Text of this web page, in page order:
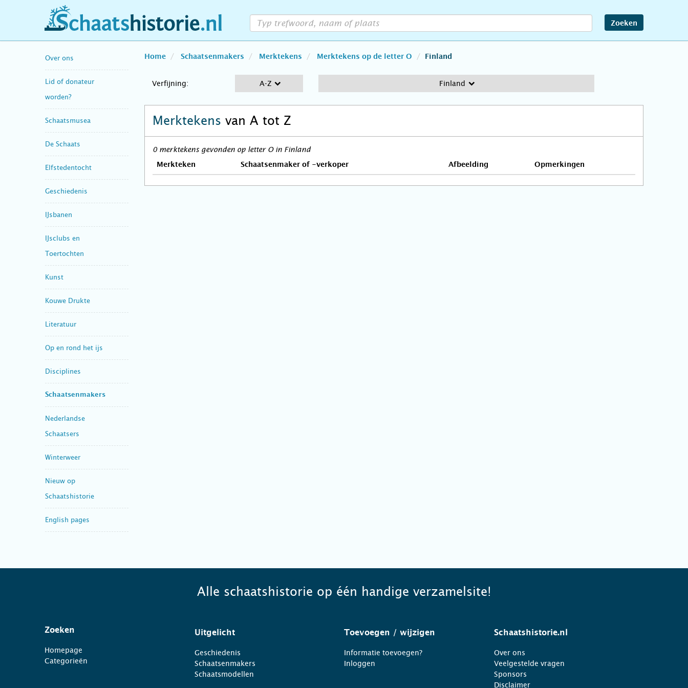
schaatshistorie.nl Zoeken
Over ons
Lid of donateur
worden?
Schaatsmusea
De Schaats
Elfstedentocht
Geschiedenis
IJsbanen
IJsclubs en
Toertochten
Kunst
Kouwe Drukte
Literatuur
Op en rond het ijs
Disciplines
Schaatsenmakers
Nederlandse
Schaatsers
Winterweer
Nieuw op
Schaatshistorie
English pages
Home Schaatsenmakers Merktekens Merktekens op de letter O Finland
Verfijning: A-Z Finland
Merktekens van A tot Z
0 merktekens gevonden op letter O in Finland
Merkteken Schaatsenmaker of -verkoper Afbeelding Opmerkingen
Alle schaatshistorie op één handige verzamelsite!
Zoeken
Homepage
Categorieën
Uitgelicht
Geschiedenis
Schaatsenmakers
Schaatsmodellen
Toevoegen / wijzigen
Informatie toevoegen?
Inloggen
Schaatshistorie.nl
Over ons
Veelgestelde vragen
Sponsors
Disclaimer